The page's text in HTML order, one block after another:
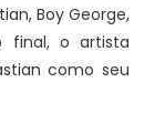
Boy George,
final, o artista
como seu